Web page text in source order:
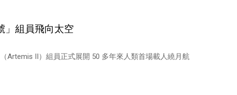
」組員飛向太空
Artemis II）組員正式展開 50 多年來人類首場載人繞月航